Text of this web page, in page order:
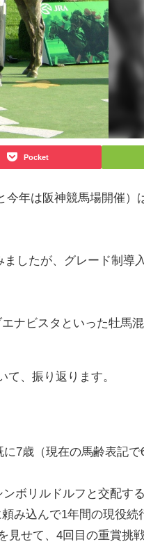
Pocket
今年は阪神競馬場開催）
したが、グレード制導
ナビスタといった牡馬
、振り返ります。
7歳（現在の馬齢表記で
ボリルドルフと交配す
み込んで1年間の現役続
見せて、4回目の重賞挑